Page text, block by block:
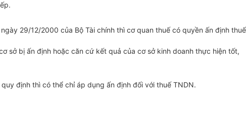
29/12/2000 của Bộ Tài chính thì cơ quan thuế có quyền ấn định thuế
sở bị ấn định hoặc căn cứ kết quả của cơ sở kinh doanh thực hiện tốt,
định thì có thể chỉ áp dụng ấn định đối với thuế TNDN.